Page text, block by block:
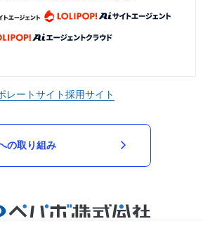
レートサイト採用サイト
の取り組み